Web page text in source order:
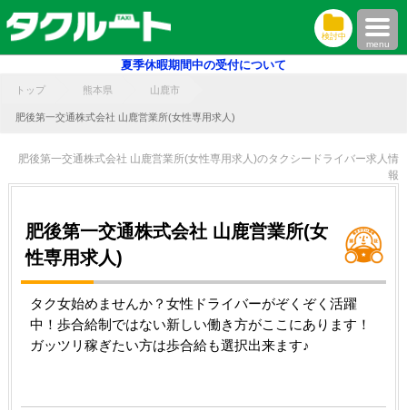
検討中
menu
夏季休暇期間中の受付について
トップ 熊本県 山鹿市
肥後第一交通株式会社 山鹿営業所(女性専用求人)
肥後第一交通株式会社 山鹿営業所(女性専用求人)のタクシードライバー求人情
報
肥後第一交通株式会社 山鹿営業所(女
性専用求人)
タク女始めませんか？女性ドライバーがぞくぞく活躍
中！歩合給制ではない新しい働き方がここにあります！
ガッツリ稼ぎたい方は歩合給も選択出来ます♪